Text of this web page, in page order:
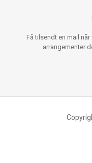
Få tilsendt en mail
arrangementer